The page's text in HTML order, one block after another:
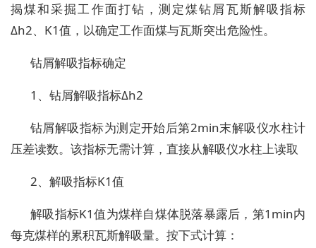
揭煤和采掘工作面打钻，测定煤钻屑瓦斯解吸指标
Δh2、K1值，以确定工作面煤与瓦斯突出危险性。
钻屑解吸指标确定
1、钻屑解吸指标Δh2
钻屑解吸指标为测定开始后第2min末解吸仪水柱计
压差读数。该指标无需计算，直接从解吸仪水柱上读取
2、解吸指标K1值
解吸指标K1值为煤样自煤体脱落暴露后，第1min内
每克煤样的累积瓦斯解吸量。按下式计算：